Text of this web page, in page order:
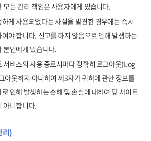
모든 관리 책임은 사용자에게 있습니다.
게 사용되었다는 사실을 발견한 경우에는 즉시
야 합니다. 신고를 하지 않음으로 인해 발생하는
본인에게 있습니다.
서비스의 사용 종료시마다 정확히 로그아웃(Log-
아웃하지 아니하여 제3자가 귀하에 관한 정보를
인해 발생하는 손해 및 손실에 대하여 당 사이트
아니합니다.
리)